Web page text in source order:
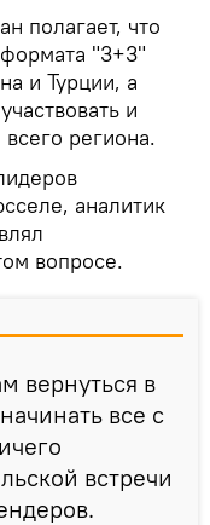
полагает, что
"3+3"
и Турции, а
и
всего региона.
аналитик
вопросе.
вернуться в
все с
встречи